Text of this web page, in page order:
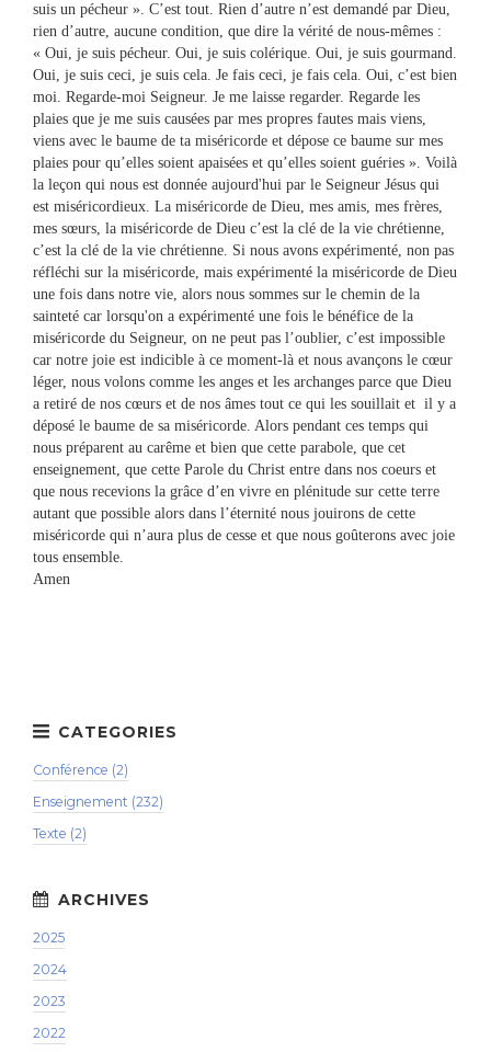
suis un pécheur ». C’est tout. Rien d’autre n’est demandé par Dieu,
rien d’autre, aucune condition, que dire la vérité de nous-mêmes :
« Oui, je suis pécheur. Oui, je suis colérique. Oui, je suis gourmand.
Oui, je suis ceci, je suis cela. Je fais ceci, je fais cela. Oui, c’est bien
moi. Regarde-moi Seigneur. Je me laisse regarder. Regarde les
plaies que je me suis causées par mes propres fautes mais viens,
viens avec le baume de ta miséricorde et dépose ce baume sur mes
plaies pour qu’elles soient apaisées et qu’elles soient guéries ». Voilà
la leçon qui nous est donnée aujourd'hui par le Seigneur Jésus qui
est miséricordieux. La miséricorde de Dieu, mes amis, mes frères,
mes sœurs, la miséricorde de Dieu c’est la clé de la vie chrétienne,
c’est la clé de la vie chrétienne. Si nous avons expérimenté, non pas
réfléchi sur la miséricorde, mais expérimenté la miséricorde de Dieu
une fois dans notre vie, alors nous sommes sur le chemin de la
sainteté car lorsqu'on a expérimenté une fois le bénéfice de la
miséricorde du Seigneur, on ne peut pas l’oublier, c’est impossible
car notre joie est indicible à ce moment-là et nous avançons le cœur
léger, nous volons comme les anges et les archanges parce que Dieu
a retiré de nos cœurs et de nos âmes tout ce qui les souillait et il y a
déposé le baume de sa miséricorde. Alors pendant ces temps qui
nous préparent au carême et bien que cette parabole, que cet
enseignement, que cette Parole du Christ entre dans nos coeurs et
que nous recevions la grâce d’en vivre en plénitude sur cette terre
autant que possible alors dans l’éternité nous jouirons de cette
miséricorde qui n’aura plus de cesse et que nous goûterons avec joie
tous ensemble.
Amen
Conférence (2)
Enseignement (232)
Texte (2)
2025
2024
2023
2022